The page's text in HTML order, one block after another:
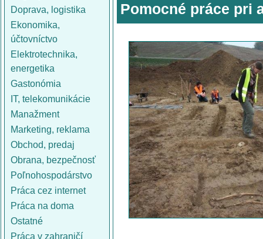
Doprava, logistika
Ekonomika,
účtovníctvo
Elektrotechnika,
energetika
Gastonómia
IT, telekomunikácie
Manažment
Marketing, reklama
Obchod, predaj
Obrana, bezpečnosť
Poľnohospodárstvo
Práca cez internet
Práca na doma
Ostatné
Práca v zahraničí
Pomocné práce pri